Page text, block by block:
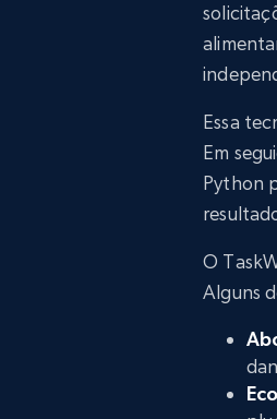
Essa
Em
Python
O
Alguns